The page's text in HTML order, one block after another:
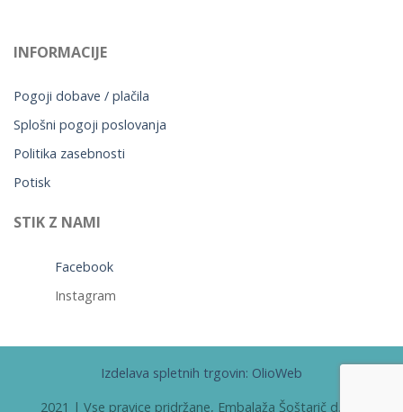
INFORMACIJE
Pogoji dobave / plačila
Splošni pogoji poslovanja
Politika zasebnosti
Potisk
STIK Z NAMI
Facebook
Instagram
Izdelava spletnih trgovin: OlioWeb
2021 | Vse pravice pridržane, Embalaža Šoštarič d.o.o.